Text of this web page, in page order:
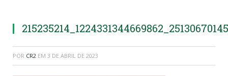
POR CR2 EM 3 DE ABRIL DE 2023